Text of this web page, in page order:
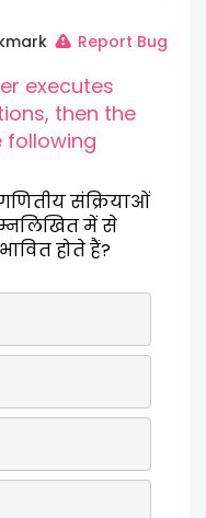
Report Bug
executes
then the
following
संक्रियाओं
में से
होते हैं?